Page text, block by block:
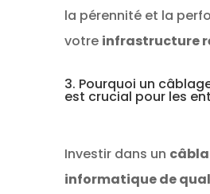
la pérennité et la
votre infrastructure
3. Pourquoi un
est crucial pour les
Investir dans un
informatique de